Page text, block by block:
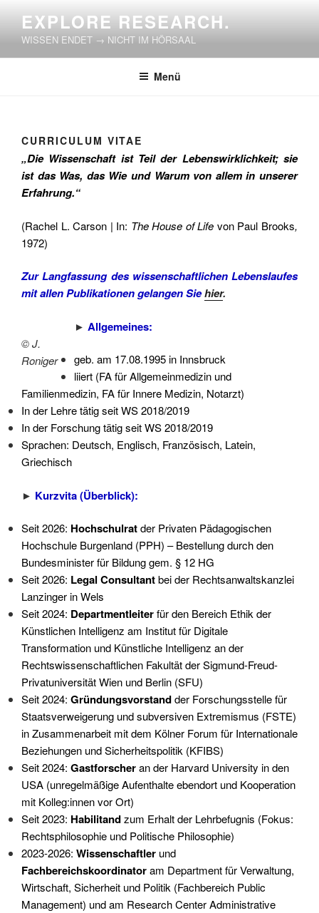
springen
EXPLORE RESEARCH.
WISSEN ENDET → NICHT IM HÖRSAAL
Menü
CURRICULUM VITAE
„Die Wissenschaft ist Teil der Lebenswirklichkeit; sie
ist das Was, das Wie und Warum von allem in unserer
Erfahrung.“
(Rachel L. Carson | In: The House of Life von Paul Brooks,
1972)
Zur Langfassung des wissenschaftlichen Lebenslaufes
mit allen Publikationen gelangen Siehier.
© J.
Roniger
► Allgemeines:
geb. am 17.08.1995 in Innsbruck
liiert (FA für Allgemeinmedizin und
Familienmedizin, FA für Innere Medizin, Notarzt)
In der Lehre tätig seit WS 2018/2019
In der Forschung tätig seit WS 2018/2019
Sprachen: Deutsch, Englisch, Französisch, Latein,
Griechisch
► Kurzvita (Überblick):
Seit 2026: Hochschulratder Privaten Pädagogischen
Hochschule Burgenland (PPH) – Bestellung durch den
Bundesminister für Bildung gem. § 12 HG
Seit 2026: Legal Consultantbei der Rechtsanwaltskanzlei
Lanzinger in Wels
Seit 2024: Departmentleiterfür den Bereich Ethik der
Künstlichen Intelligenz am Institut für Digitale
Transformation und Künstliche Intelligenz an der
Rechtswissenschaftlichen Fakultät der Sigmund-Freud-
Privatuniversität Wien und Berlin (SFU)
Seit 2024: Gründungsvorstandder Forschungsstelle für
Staatsverweigerung und subversiven Extremismus (FSTE)
in Zusammenarbeit mit dem Kölner Forum für Internationale
Beziehungen und Sicherheitspolitik (KFIBS)
Seit 2024: Gastforscheran der Harvard University in den
USA (unregelmäßige Aufenthalte ebendort und Kooperation
mit Kolleg:innen vor Ort)
Seit 2023: Habilitandzum Erhalt der Lehrbefugnis (Fokus:
Rechtsphilosophie und Politische Philosophie)
2023-2026: Wissenschaftler und
Fachbereichskoordinatoram Department für Verwaltung,
Wirtschaft, Sicherheit und Politik (Fachbereich Public
Management) und am Research Center Administrative